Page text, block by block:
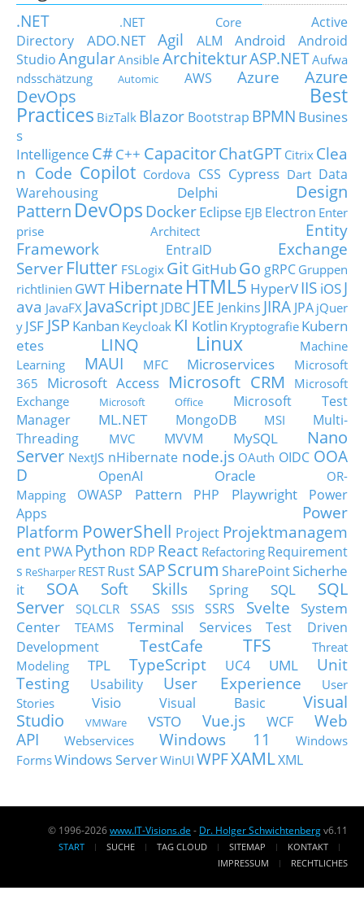
.NET .NET Core
Active
Directory
ADO.NET Agil ALM Android
Android
StudioAngularAnsible ArchitekturASP.NETAufwa
ndsschätzung
Automic AWS Azure
Azure
DevOps
Best
Practices BizTalk Blazor Bootstrap BPMN Busines
s
Intelligence C#C++ CapacitorChatGPT Citrix Clea
n Code Copilot Cordova CSS Cypress Dart Data
Warehousing
Delphi
Design
Pattern DevOps DockerEclipse EJB Electron Enter
prise Architect
Entity
Framework
EntraID
Exchange
Server Flutter FSLogix Git GitHubGo gRPC Gruppen
richtlinien GWT HibernateHTML5 HyperVIIS iOSJ
ava JavaFX JavaScript JDBC JEE Jenkins JIRA JPA jQuer
y JSF JSP Kanban Keycloak KI Kotlin Kryptografie Kubern
etes
LINQ Linux
Machine
Learning
MAUI MFC Microservices
Microsoft
365
Microsoft Access Microsoft CRM
Microsoft
Exchange
Microsoft Office
Microsoft Test
Manager
ML.NET MongoDB MSI
Multi-
Threading
MVC MVVM MySQL
Nano
Server NextJS nHibernate node.js OAuth OIDC OOA
D
OpenAI Oracle
OR-
Mapping
OWASP Pattern PHP Playwright
Power
Apps
Power
Platform PowerShell Project Projektmanagem
ent PWA Python RDP React Refactoring Requirement
s ReSharper RESTRust SAPScrum SharePointSicherhe
it
SOA Soft Skills Spring SQL
SQL
Server
SQLCLR SSAS SSIS SSRS Svelte
System
Center
TEAMS Terminal Services
Test Driven
Development
TestCafe TFS
Threat
Modeling
TPL TypeScript UC4 UML
Unit
Testing
Usability User Experience
User
Stories
Visio Visual Basic
Visual
Studio
VMWare VSTO Vue.js WCF
Web
API
Webservices Windows 11
Windows
FormsWindows ServerWinUI WPFXAMLXML
© 1996-2026www.IT-Visions.de - Dr. Holger Schwichtenbergv6.11
START SUCHE TAG CLOUD SITEMAP
KONTAKT
IMPRESSUM
RECHTLICHES